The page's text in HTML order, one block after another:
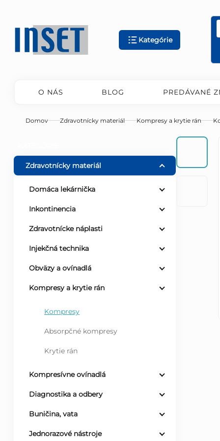
obsah
Kategórie
O NÁS BLOG PREDÁVANÉ
Domov Zdravotnícky materiál Kompresy a krytie rán
o Zdravotnícky materiál
Domáca lekárnička
Inkontinencia
Zdravotnícke náplasti
Injekčná technika
Obväzy a ovínadlá
Kompresy a krytie rán
Kompresy
Absorpčné kompresy
Krytie rán
Kompresívne ovínadlá
Diagnostika a odbery
Buničina, vata
Jednorazové nástroje